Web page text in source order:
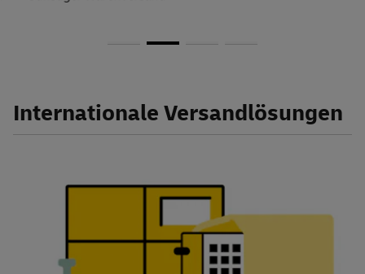
Internationale Versandlösungen